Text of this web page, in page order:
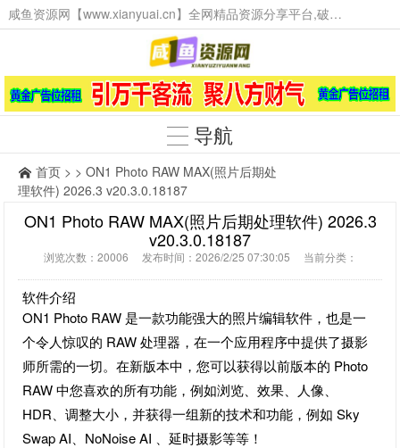
咸鱼资源网【www.xianyuai.cn】全网精品资源分享平台,破解软件,技术源码,火爆项目,工具辅助,这里无所不有。
导航
首页 > > ON1 Photo RAW MAX(照片后期处
理软件) 2026.3 v20.3.0.18187
ON1 Photo RAW MAX(照片后期处理软件) 2026.3
v20.3.0.18187
浏览次数：20006 发布时间：2026/2/25 07:30:05 当前分类：
软件介绍
ON1 Photo RAW 是一款功能强大的照片编辑软件，也是一
个令人惊叹的 RAW 处理器，在一个应用程序中提供了摄影
师所需的一切。在新版本中，您可以获得以前版本的 Photo
RAW 中您喜欢的所有功能，例如浏览、效果、人像、
HDR、调整大小，并获得一组新的技术和功能，例如 Sky
Swap AI、NoNoise AI 、延时摄影等等！